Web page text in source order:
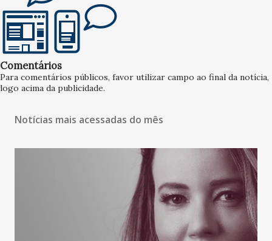
Comentários
Para comentários públicos, favor utilizar campo ao final da notícia,
logo acima da publicidade.
Notícias mais acessadas do mês